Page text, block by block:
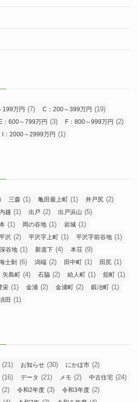
199万円 (7) C：200～399万円 (19)
：600～799万円 (3) F：800～999万円 (2)
I：2000～2999万円 (1)
三森 (1) 亀田最上町 (1) 井戸尻 (2)
内越 (1) 出戸 (2) 出戸浜山 (5)
(1) 岡の谷地 (1) 岩城 (1)
沢 (2) 平沢字上町 (1) 平沢字前谷地 (1)
谷地 (1) 新道下 (4) 本荘 (9)
士剝 (6) 潟端 (2) 田中町 (1) 田尻 (1)
矢島町 (4) 石脇 (2) 給人町 (1) 舘町 (1)
栄 (1) 金浦 (2) 金浦町 (2) 鍛冶町 (1)
田 (1)
(21) お知らせ (30) にかほ市 (2)
(16) データ (21) メモ (2) 中古住宅 (24)
(2) 令和2年度 (3) 令和3年度 (2)